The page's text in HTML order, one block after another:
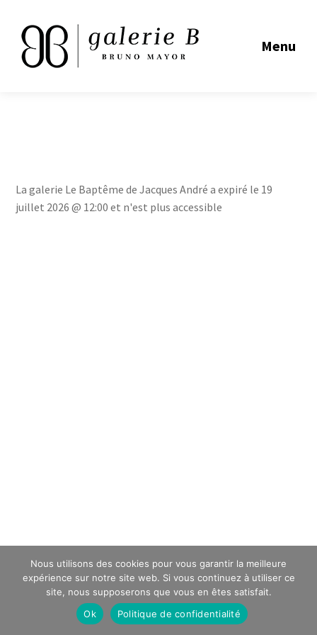
Menu
La galerie Le Baptême de Jacques André a expiré le 19
juillet 2026 @ 12:00 et n'est plus accessible
Nous utilisons des cookies pour vous garantir la meilleure
expérience sur notre site web. Si vous continuez à utiliser ce
site, nous supposerons que vous en êtes satisfait.
Ok
Politique de confidentialité